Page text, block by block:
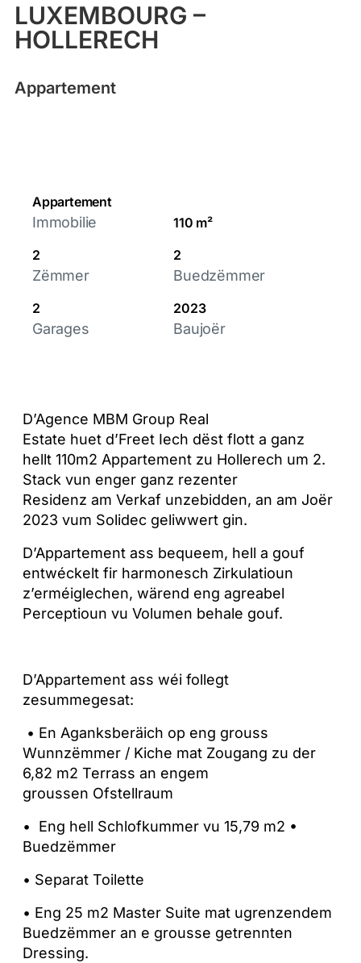
LUXEMBOURG –
HOLLERECH
Appartement
Appartement
Immobilie
110 m²
2
Zëmmer
2
Buedzëmmer
2
Garages
2023
Baujoër
D’Agence MBM Group Real
Estate huet d’Freet Iech dëst flott a ganz
hellt 110m2 Appartement zu Hollerech um 2.
Stack vun enger ganz rezenter
Residenz am Verkaf unzebidden, an am Joër
2023 vum Solidec geliwwert gin.
D’Appartement ass bequeem, hell a gouf
entwéckelt fir harmonesch Zirkulatioun
z’erméiglechen, wärend eng agreabel
Perceptioun vu Volumen behale gouf.
D’Appartement ass wéi follegt
zesummegesat:
• En Aganksberäich op eng grouss
Wunnzëmmer / Kiche mat Zougang zu der
6,82 m2 Terrass an engem
groussen Ofstellraum
• Eng hell Schlofkummer vu 15,79 m2 •
Buedzëmmer
• Separat Toilette
• Eng 25 m2 Master Suite mat ugrenzendem
Buedzëmmer an e grousse getrennten
Dressing.